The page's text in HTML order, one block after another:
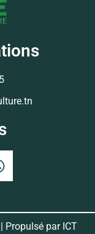
Propulsé par ICT